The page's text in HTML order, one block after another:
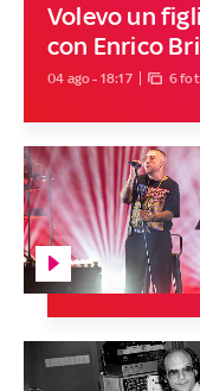
Volevo un
con Enrico
04 ago - 18:17 6